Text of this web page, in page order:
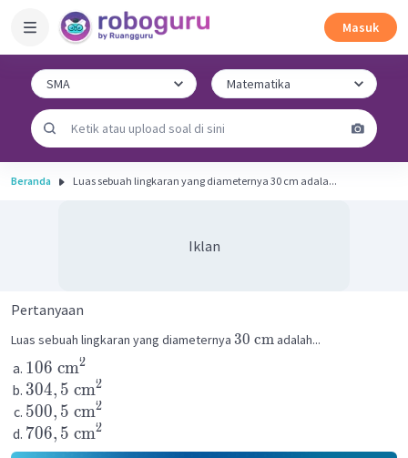
Masuk
Beranda Luas sebuah lingkaran yang diameternya 30 cm adala...
Iklan
Pertanyaan
Luas sebuah lingkaran yang diameternya 30 cm adalah...
106 cm2
304, 5 cm2
500, 5 cm2
706, 5 cm2